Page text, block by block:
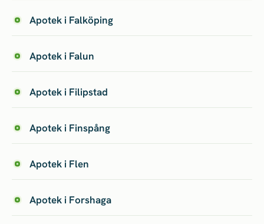
Apotek i Falköping
Apotek i Falun
Apotek i Filipstad
Apotek i Finspång
Apotek i Flen
Apotek i Forshaga